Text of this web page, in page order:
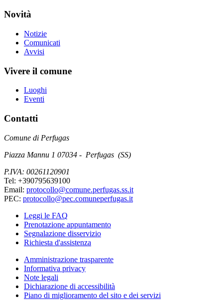
Novità
Notizie
Comunicati
Avvisi
Vivere il comune
Luoghi
Eventi
Contatti
Comune di Perfugas
Piazza Mannu 1 07034 - Perfugas (SS)
P.IVA: 00261120901
Tel: +390795639100
Email: protocollo@comune.perfugas.ss.it
PEC: protocollo@pec.comuneperfugas.it
Leggi le FAQ
Prenotazione appuntamento
Segnalazione disservizio
Richiesta d'assistenza
Amministrazione trasparente
Informativa privacy
Note legali
Dichiarazione di accessibilità
Piano di miglioramento del sito e dei servizi